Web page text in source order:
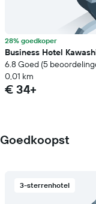
28% goedkoper
Business Hotel
6.8 Goed (5
0,01 km
€ 34+
Goedkoopst
3-sterrenhotel